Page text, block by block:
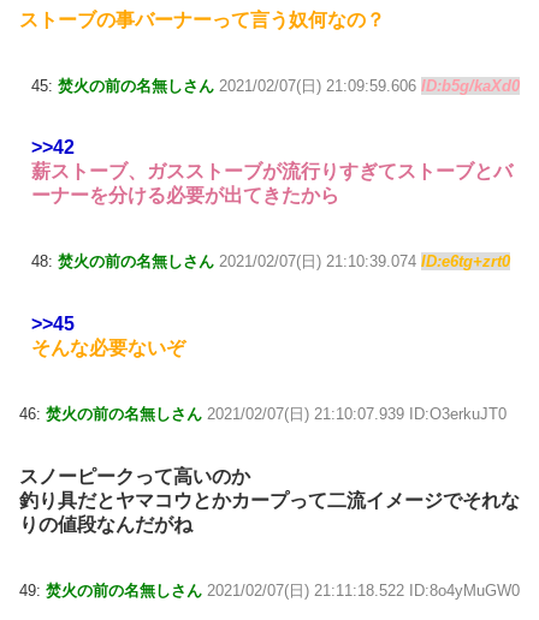
ストーブの事バーナーって言う奴何なの？
45: 焚火の前の名無しさん 2021/02/07(日) 21:09:59.606 ID:b5g/kaXd0
>>42
薪ストーブ、ガスストーブが流行りすぎてストーブとバ
ーナーを分ける必要が出てきたから
48: 焚火の前の名無しさん 2021/02/07(日) 21:10:39.074 ID:e6tg+zrt0
>>45
そんな必要ないぞ
46: 焚火の前の名無しさん 2021/02/07(日) 21:10:07.939 ID:O3erkuJT0
スノーピークって高いのか
釣り具だとヤマコウとかカープって二流イメージでそれな
りの値段なんだがね
49: 焚火の前の名無しさん 2021/02/07(日) 21:11:18.522 ID:8o4yMuGW0